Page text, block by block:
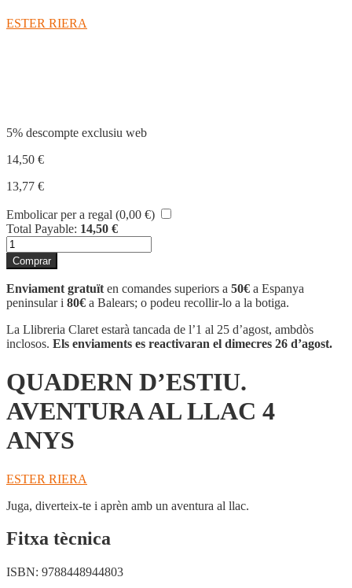
ESTER RIERA
5% descompte exclusiu web
14,50 €
13,77 €
Embolicar per a regal (0,00 €)
Total Payable: 14,50 €
quantitat
de
QUADERN
D'ESTIU.
AVENTURA
AL
LLAC
4
Comprar
Enviament gratuït en comandes superiors a 50€ a Espanya
peninsular i 80€ a Balears; o podeu recollir-lo a la botiga.
La Llibreria Claret estarà tancada de l’1 al 25 d’agost, ambdòs
inclosos. Els enviaments es reactivaran el dimecres 26 d’agost.
QUADERN D’ESTIU.
AVENTURA AL LLAC 4
ANYS
ESTER RIERA
Juga, diverteix-te i aprèn amb un aventura al llac.
Fitxa tècnica
ISBN: 9788448944803